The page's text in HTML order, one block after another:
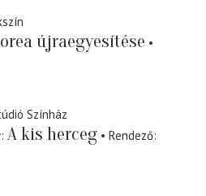
újraegyesítése
Színház
A kis herceg
Rendező